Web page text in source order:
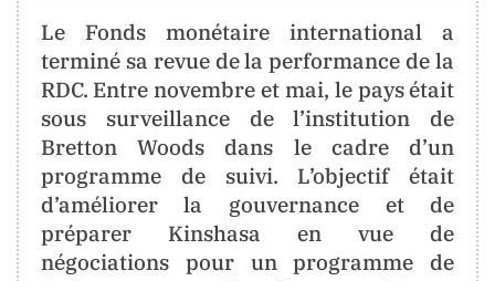
CONTACT
contact@berger-
media .info
info@berger-
media.info
Le Fonds monétaire international a
terminé sa revue de la performance de la
RDC. Entre novembre et mai, le pays était
sous surveillance de l’institution de
Bretton Woods dans le cadre d’un
programme de suivi. L’objectif était
d’améliorer la gouvernance et de
préparer Kinshasa en vue de
négociations pour un programme de